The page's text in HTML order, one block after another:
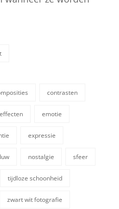
contrasten
emotie
expressie
nostalgie sfeer
tijdloze schoonheid
zwart wit fotografie